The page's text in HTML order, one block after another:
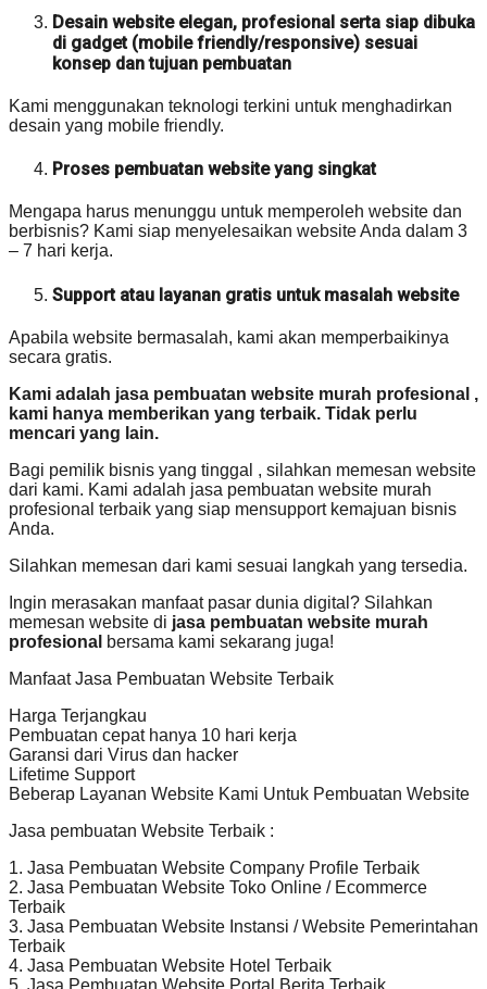
Desain website elegan, profesional serta siap dibuka
di gadget (mobile friendly/responsive) sesuai
konsep dan tujuan pembuatan
Kami menggunakan teknologi terkini untuk menghadirkan
desain yang mobile friendly.
Proses pembuatan website yang singkat
Mengapa harus menunggu untuk memperoleh website dan
berbisnis? Kami siap menyelesaikan website Anda dalam 3
– 7 hari kerja.
Support atau layanan gratis untuk masalah website
Apabila website bermasalah, kami akan memperbaikinya
secara gratis.
Kami adalah jasa pembuatan website murah profesional ,
kami hanya memberikan yang terbaik. Tidak perlu
mencari yang lain.
Bagi pemilik bisnis yang tinggal , silahkan memesan website
dari kami. Kami adalah jasa pembuatan website murah
profesional terbaik yang siap mensupport kemajuan bisnis
Anda.
Silahkan memesan dari kami sesuai langkah yang tersedia.
Ingin merasakan manfaat pasar dunia digital? Silahkan
memesan website di jasa pembuatan website murah
profesional bersama kami sekarang juga!
Manfaat Jasa Pembuatan Website Terbaik
Harga Terjangkau
Pembuatan cepat hanya 10 hari kerja
Garansi dari Virus dan hacker
Lifetime Support
Beberap Layanan Website Kami Untuk Pembuatan Website
Jasa pembuatan Website Terbaik :
1. Jasa Pembuatan Website Company Profile Terbaik
2. Jasa Pembuatan Website Toko Online / Ecommerce
Terbaik
3. Jasa Pembuatan Website Instansi / Website Pemerintahan
Terbaik
4. Jasa Pembuatan Website Hotel Terbaik
5. Jasa Pembuatan Website Portal Berita Terbaik